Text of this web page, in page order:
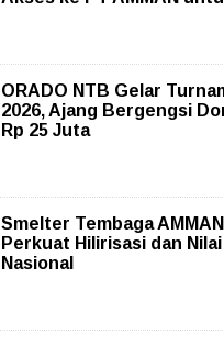
ORADO NTB Gelar
2026, Ajang Bergengsi
Rp 25 Juta
Smelter Tembaga
Perkuat Hilirisasi dan
Nasional